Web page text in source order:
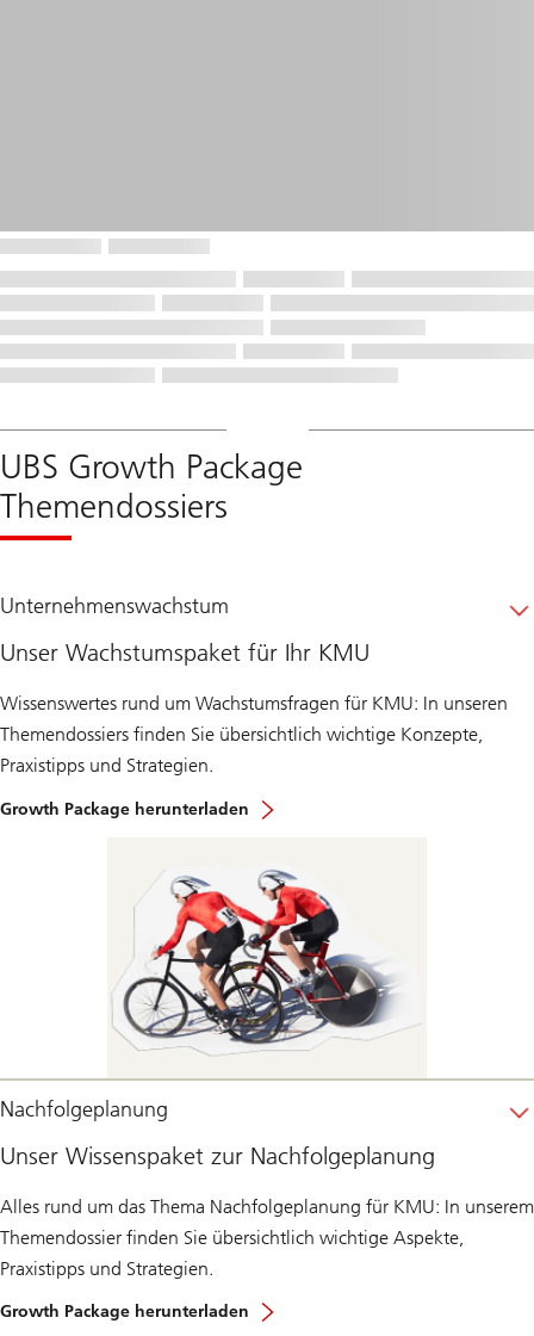
UBS Growth Package
Themendossiers
Unternehmenswachstum
Unser Wachstumspaket für Ihr KMU
Wissenswertes rund um Wachstumsfragen für KMU: In unseren
Themendossiers finden Sie übersichtlich wichtige Konzepte,
Praxistipps und Strategien.
Growth Package herunterladen
Nachfolgeplanung
Unser Wissenspaket zur Nachfolgeplanung
Alles rund um das Thema Nachfolgeplanung für KMU: In unserem
Themendossier finden Sie übersichtlich wichtige Aspekte,
Praxistipps und Strategien.
Growth Package herunterladen